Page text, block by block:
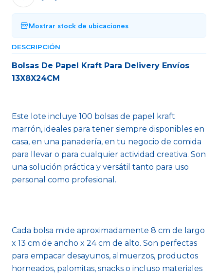
Mostrar stock de ubicaciones
DESCRIPCIÓN
Bolsas De Papel Kraft Para Delivery Envíos
13X8X24CM
Este lote incluye 100 bolsas de papel kraft
marrón, ideales para tener siempre disponibles en
casa, en una panadería, en tu negocio de comida
para llevar o para cualquier actividad creativa. Son
una solución práctica y versátil tanto para uso
personal como profesional.
Cada bolsa mide aproximadamente 8 cm de largo
x 13 cm de ancho x 24 cm de alto. Son perfectas
para empacar desayunos, almuerzos, productos
horneados, palomitas, snacks o incluso materiales